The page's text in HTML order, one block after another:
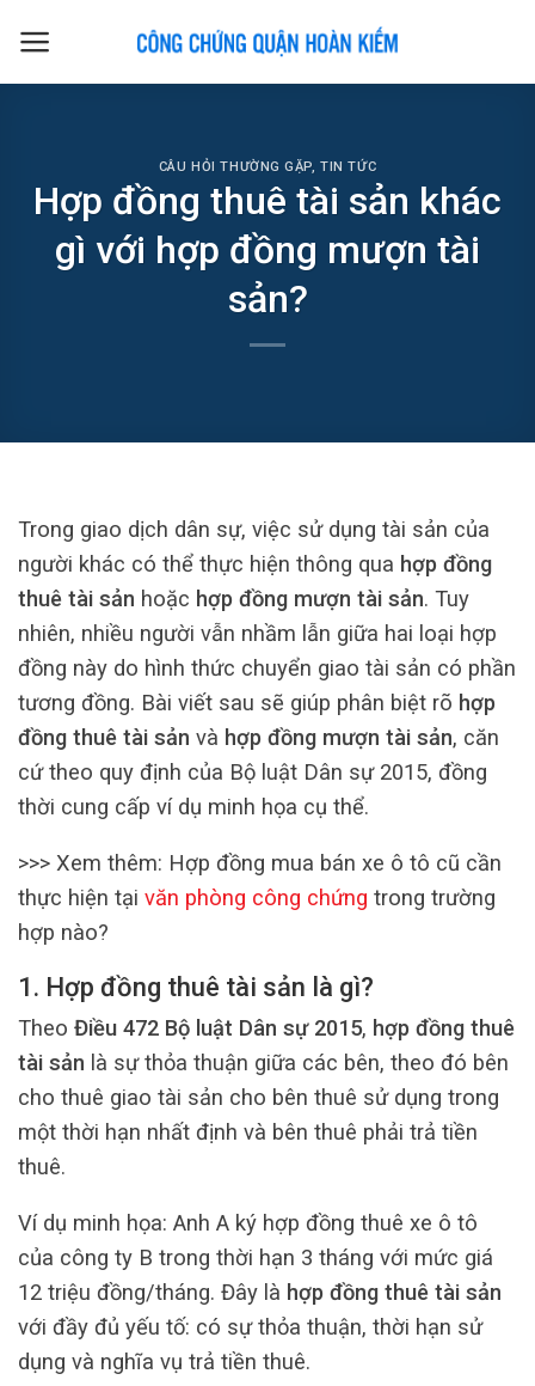
CÂU HỎI THƯỜNG GẶP,TIN TỨC
Hợp đồng thuê tài sản khác
gì với hợp đồng mượn tài
sản?
Trong giao dịch dân sự, việc sử dụng tài sản của
người khác có thể thực hiện thông qua hợp đồng
thuê tài sản hoặc hợp đồng mượn tài sản. Tuy
nhiên, nhiều người vẫn nhầm lẫn giữa hai loại hợp
đồng này do hình thức chuyển giao tài sản có phần
tương đồng. Bài viết sau sẽ giúp phân biệt rõ hợp
đồng thuê tài sản và hợp đồng mượn tài sản, căn
cứ theo quy định của Bộ luật Dân sự 2015, đồng
thời cung cấp ví dụ minh họa cụ thể.
>>> Xem thêm: Hợp đồng mua bán xe ô tô cũ cần
thực hiện tại văn phòng công chứng trong trường
hợp nào?
1. Hợp đồng thuê tài sản là gì?
Theo Điều 472 Bộ luật Dân sự 2015, hợp đồng thuê
tài sản là sự thỏa thuận giữa các bên, theo đó bên
cho thuê giao tài sản cho bên thuê sử dụng trong
một thời hạn nhất định và bên thuê phải trả tiền
thuê.
Ví dụ minh họa: Anh A ký hợp đồng thuê xe ô tô
của công ty B trong thời hạn 3 tháng với mức giá
12 triệu đồng/tháng. Đây là hợp đồng thuê tài sản
với đầy đủ yếu tố: có sự thỏa thuận, thời hạn sử
dụng và nghĩa vụ trả tiền thuê.